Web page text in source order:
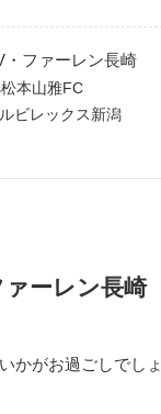
・ファーレン長崎
本山雅FC
ビレックス新潟
ーレン長崎
かがお過ごしでしょ